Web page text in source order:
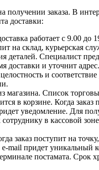
получении заказа. В
доставки:
работает с 9.00 до
на склад, курьерская
деталей. Специалист
доставки и уточнит
и
магазина. Список
в корзине. Когда заказ
уведомление. Для
сотруднику в кассовой
заказ поступит на
mail придет уникальный
постамата. Срок